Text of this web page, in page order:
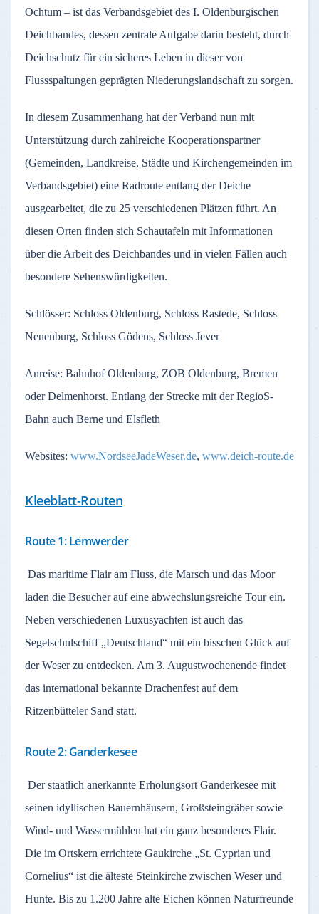
Ochtum – ist das Verbandsgebiet des I. Oldenburgischen
Deichbandes, dessen zentrale Aufgabe darin besteht, durch
Deichschutz für ein sicheres Leben in dieser von
Flussspaltungen geprägten Niederungslandschaft zu sorgen.
In diesem Zusammenhang hat der Verband nun mit
Unterstützung durch zahlreiche Kooperationspartner
(Gemeinden, Landkreise, Städte und Kirchengemeinden im
Verbandsgebiet) eine Radroute entlang der Deiche
ausgearbeitet, die zu 25 verschiedenen Plätzen führt. An
diesen Orten finden sich Schautafeln mit Informationen
über die Arbeit des Deichbandes und in vielen Fällen auch
besondere Sehenswürdigkeiten.
Schlösser: Schloss Oldenburg, Schloss Rastede, Schloss
Neuenburg, Schloss Gödens, Schloss Jever
Anreise: Bahnhof Oldenburg, ZOB Oldenburg, Bremen
oder Delmenhorst. Entlang der Strecke mit der RegioS-
Bahn auch Berne und Elsfleth
Websites: www.NordseeJadeWeser.de, www.deich-route.de
Kleeblatt-Routen
Route 1: Lemwerder
Das maritime Flair am Fluss, die Marsch und das Moor
laden die Besucher auf eine abwechslungsreiche Tour ein.
Neben verschiedenen Luxusyachten ist auch das
Segelschulschiff „Deutschland“ mit ein bisschen Glück auf
der Weser zu entdecken. Am 3. Augustwochenende findet
das international bekannte Drachenfest auf dem
Ritzenbütteler Sand statt.
Route 2: Ganderkesee
Der staatlich anerkannte Erholungsort Ganderkesee mit
seinen idyllischen Bauernhäusern, Großsteingräber sowie
Wind- und Wassermühlen hat ein ganz besonderes Flair.
Die im Ortskern errichtete Gaukirche „St. Cyprian und
Cornelius“ ist die älteste Steinkirche zwischen Weser und
Hunte. Bis zu 1.200 Jahre alte Eichen können Naturfreunde